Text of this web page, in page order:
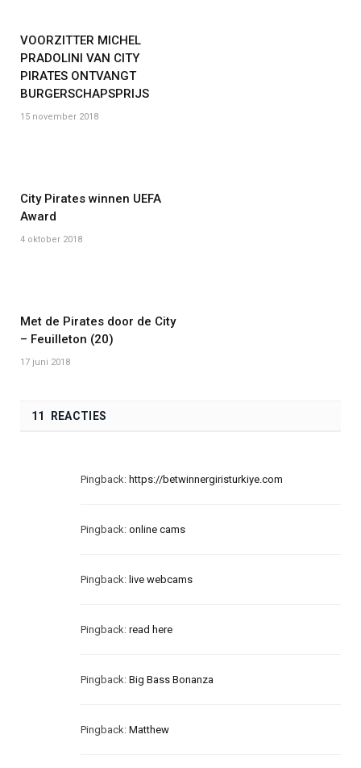
VOORZITTER MICHEL
PRADOLINI VAN CITY
PIRATES ONTVANGT
BURGERSCHAPSPRIJS
15 november 2018
City Pirates winnen UEFA
Award
4 oktober 2018
Met de Pirates door de City
– Feuilleton (20)
17 juni 2018
11 REACTIES
Pingback: https://betwinnergiristurkiye.com
Pingback: online cams
Pingback: live webcams
Pingback: read here
Pingback: Big Bass Bonanza
Pingback: Matthew